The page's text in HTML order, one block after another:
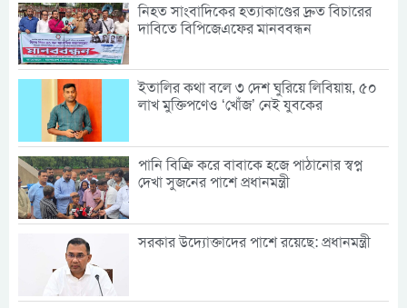
নিহত সাংবাদিকের হত্যাকাণ্ডের দ্রুত বিচারের
দাবিতে বিপিজেএফের মানববন্ধন
ইতালির কথা বলে ৩ দেশ ঘুরিয়ে লিবিয়ায়, ৫০
লাখ মুক্তিপণেও ‘খোঁজ’ নেই যুবকের
পানি বিক্রি করে বাবাকে হজে পাঠানোর স্বপ্ন
দেখা সুজনের পাশে প্রধানমন্ত্রী
সরকার উদ্যোক্তাদের পাশে রয়েছে: প্রধানমন্ত্রী